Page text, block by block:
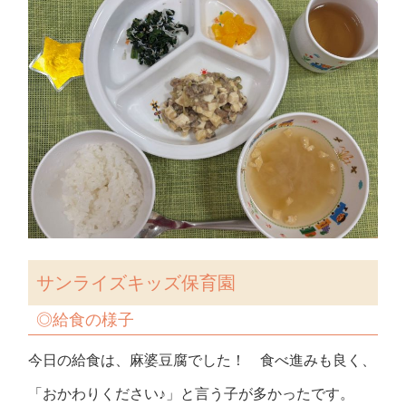
サンライズキッズ保育園
◎給食の様子
今日の給食は、麻婆豆腐でした！ 食べ進みも良く、
「おかわりください♪」と言う子が多かったです。